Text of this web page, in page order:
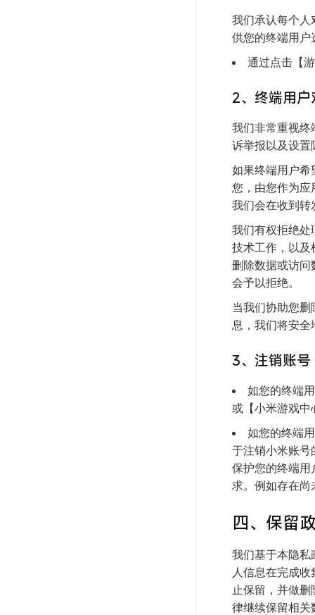
我们承认每个人
供您的终端用户
通过点击【
2、终端用
我们非常重视终
诉举报以及设置
如果终端用户希
您，由您作为应
我们会在收到转
我们有权拒绝
技术工作，以及
删除数据或访问
会予以拒绝。
当我们协助您
息，我们将安全
3、注销账号
如您的终端
或【小米游戏
如您的终端
于注销小米账号
保护您的终端用
求。例如存在尚
四、保留
我们基于本隐私
人信息在完成
止保留，并做删
律继续保留相关